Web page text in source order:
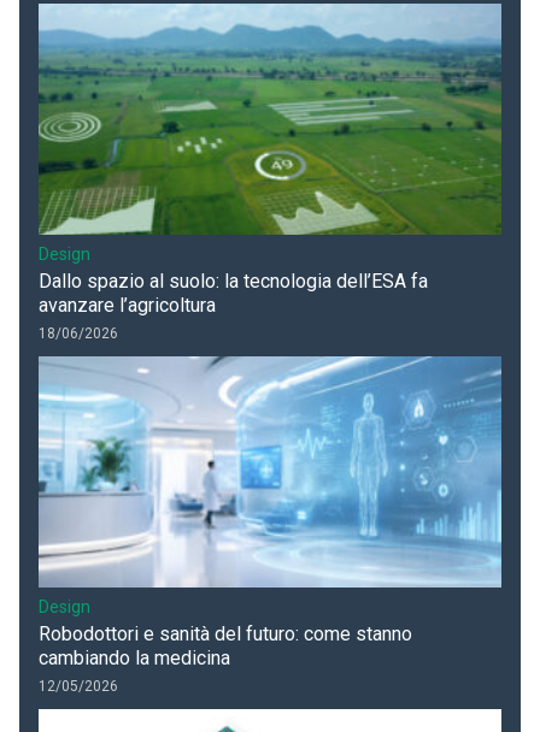
Design
Dallo spazio al suolo: la tecnologia dell’ESA fa
avanzare l’agricoltura
18/06/2026
Design
Robodottori e sanità del futuro: come stanno
cambiando la medicina
12/05/2026